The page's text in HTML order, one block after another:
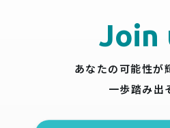
Join
あなたの可能性が
一歩踏み出